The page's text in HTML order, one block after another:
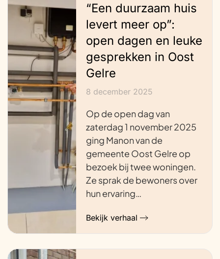
“Een duurzaam huis
levert meer op”:
open dagen en leuke
gesprekken in Oost
Gelre
8 december 2025
Op de open dag van
zaterdag 1 november 2025
ging Manon van de
gemeente Oost Gelre op
bezoek bij twee woningen.
Ze sprak de bewoners over
hun ervaring…
Bekijk verhaal